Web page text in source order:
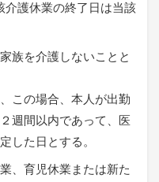
介護休業の終了日は当該
族を介護しないことと
この場合、本人が出勤
週間以内であって、医
した日とする。
、育児休業または新た